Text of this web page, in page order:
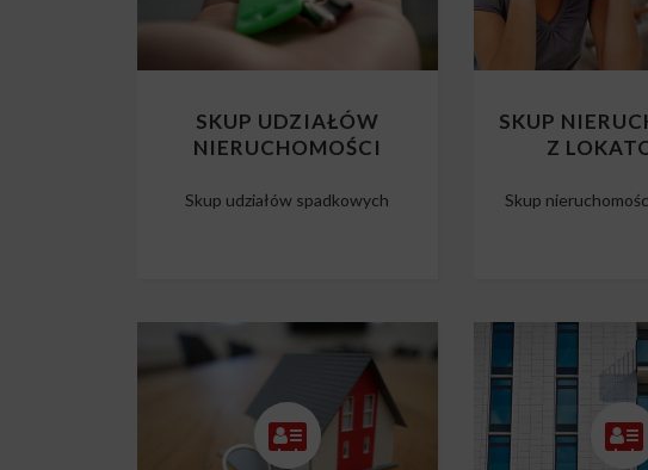
SKUP UDZIAŁÓW
NIERUCHOMOŚCI
Skup udziałów spadkowych
SKUP
Z
Skup